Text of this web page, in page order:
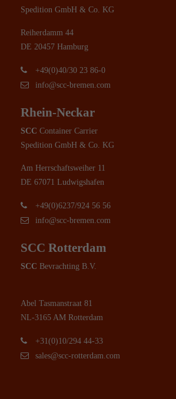
Spedition GmbH & Co. KG
Reiherdamm 44
DE 20457 Hamburg
+49(0)40/30 23 86-0
info@scc-bremen.com
Rhein-Neckar
SCC Container Carrier
Spedition GmbH & Co. KG
Am Herrschaftsweiher 11
DE 67071 Ludwigshafen
+49(0)6237/924 56 56
info@scc-bremen.com
SCC Rotterdam
SCC Bevrachting B.V.
Abel Tasmanstraat 81
NL-3165 AM Rotterdam
+31(0)10/294 44-33
sales@scc-rotterdam.com